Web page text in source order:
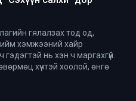
гялалзах тод од,
хэмжээний хайр
гэдэгтэй нь хэн ч маргахгүй.
өвөрмөц хүчтэй хоолой, өнгө